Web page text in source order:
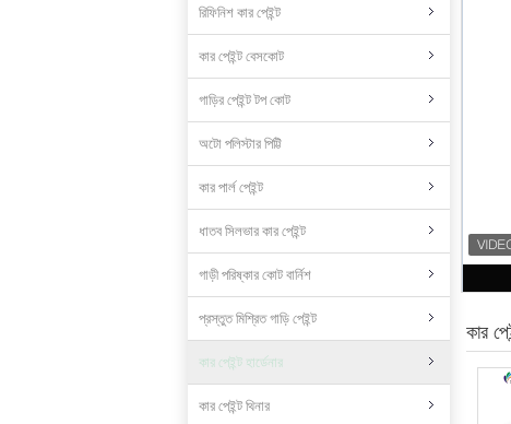
রিফিনিশ কার পেইন্ট
কার পেইন্ট বেসকোট
গাড়ির পেইন্ট টপ কোট
অটো পলিস্টার পিট্টি
কার পার্ল পেইন্ট
ধাতব সিলভার কার পেইন্ট
গাড়ী পরিষ্কার কোট বার্নিশ
প্রস্তুত মিশ্রিত গাড়ি পেইন্ট
কার পেইন্ট হার্ডেনার
কার পেইন্ট থিনার
কার